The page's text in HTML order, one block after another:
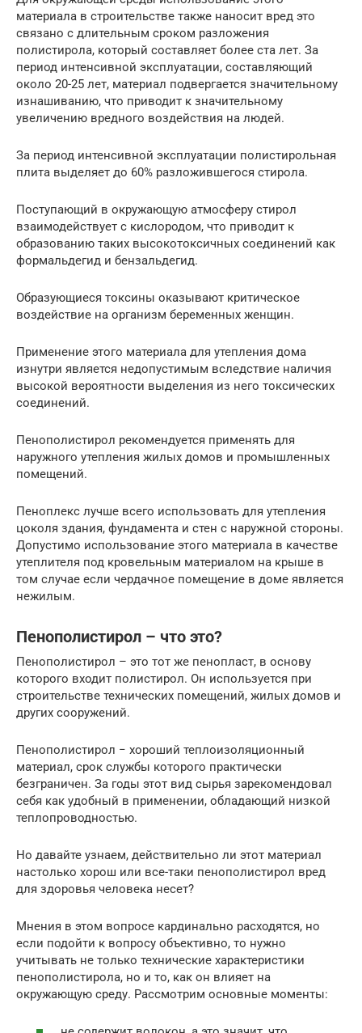
материала в строительстве также наносит вред это
связано с длительным сроком разложения
полистирола, который составляет более ста лет. За
период интенсивной эксплуатации, составляющий
около 20-25 лет, материал подвергается значительному
изнашиванию, что приводит к значительному
увеличению вредного воздействия на людей.
За период интенсивной эксплуатации полистирольная
плита выделяет до 60% разложившегося стирола.
Поступающий в окружающую атмосферу стирол
взаимодействует с кислородом, что приводит к
образованию таких высокотоксичных соединений как
формальдегид и бензальдегид.
Образующиеся токсины оказывают критическое
воздействие на организм беременных женщин.
Применение этого материала для утепления дома
изнутри является недопустимым вследствие наличия
высокой вероятности выделения из него токсических
соединений.
Пенополистирол рекомендуется применять для
наружного утепления жилых домов и промышленных
помещений.
Пеноплекс лучше всего использовать для утепления
цоколя здания, фундамента и стен с наружной стороны.
Допустимо использование этого материала в качестве
утеплителя под кровельным материалом на крыше в
том случае если чердачное помещение в доме является
нежилым.
Пенополистирол – что это?
Пенополистирол – это тот же пенопласт, в основу
которого входит полистирол. Он используется при
строительстве технических помещений, жилых домов и
других сооружений.
Пенополистирол − хороший теплоизоляционный
материал, срок службы которого практически
безграничен. За годы этот вид сырья зарекомендовал
себя как удобный в применении, обладающий низкой
теплопроводностью.
Но давайте узнаем, действительно ли этот материал
настолько хорош или все-таки пенополистирол вред
для здоровья человека несет?
Мнения в этом вопросе кардинально расходятся, но
если подойти к вопросу объективно, то нужно
учитывать не только технические характеристики
пенополистирола, но и то, как он влияет на
окружающую среду. Рассмотрим основные моменты: